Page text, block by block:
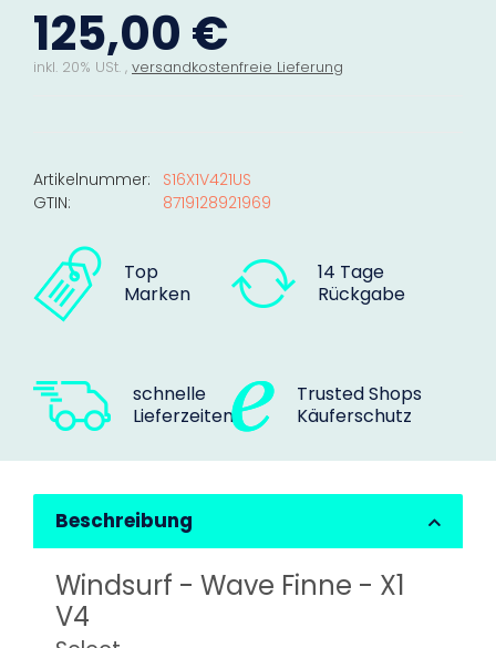
125,00 €
inkl. 20% USt. , versandkostenfreie Lieferung
Artikelnummer:
S16X1V421US
GTIN:
8719128921969
Top
Marken
14 Tage
Rückgabe
schnelle
Lieferzeiten
Trusted Shops
Käuferschutz
Beschreibung
Windsurf - Wave Finne - X1
V4